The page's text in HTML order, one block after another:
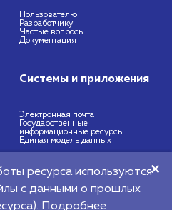
Пользователю
Разработчику
Частые вопросы
Документация
Системы и приложения
Электронная почта
Государственные
информационные ресурсы
Единая модель данных
предприятие "Национальный центр
г. Минск, Притыцкого, 64
ресурса используются
с данными о прошлых
Подробнее​